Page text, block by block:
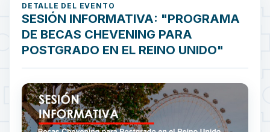
DETALLE DEL EVENTO
SESIÓN INFORMATIVA: "PROGRAMA
DE BECAS CHEVENING PARA
POSTGRADO EN EL REINO UNIDO"